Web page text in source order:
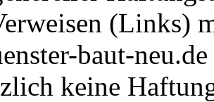
(Links)
baut-
keine